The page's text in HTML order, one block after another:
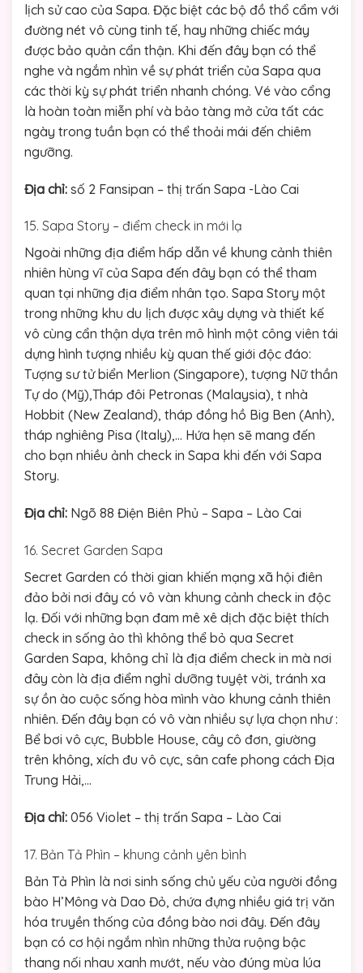
lịch sử cao của Sapa. Đặc biệt các bộ đồ thổ cẩm với
đường nét vô cùng tinh tế, hay những chiếc máy
được bảo quản cẩn thận. Khi đến đây bạn có thể
nghe và ngắm nhìn về sự phát triển của Sapa qua
các thời kỳ sự phát triển nhanh chóng. Vé vào cổng
là hoàn toàn miễn phí và bảo tàng mở cửa tất các
ngày trong tuần bạn có thể thoải mái đến chiêm
ngưỡng.
Địa chỉ: số 2 Fansipan – thị trấn Sapa -Lào Cai
15. Sapa Story – điểm check in mới lạ
Ngoài những địa điểm hấp dẫn về khung cảnh thiên
nhiên hùng vĩ của Sapa đến đây bạn có thể tham
quan tại những địa điểm nhân tạo. Sapa Story một
trong những khu du lịch được xây dựng và thiết kế
vô cùng cẩn thận dựa trên mô hình một công viên tái
dựng hình tượng nhiều kỳ quan thế giới độc đáo:
Tượng sư tử biển Merlion (Singapore), tượng Nữ thần
Tự do (Mỹ),Tháp đôi Petronas (Malaysia), t nhà
Hobbit (New Zealand), tháp đồng hồ Big Ben (Anh),
tháp nghiêng Pisa (Italy),… Hứa hẹn sẽ mang đến
cho bạn nhiều ảnh check in Sapa khi đến với Sapa
Story.
Địa chỉ: Ngõ 88 Điện Biên Phủ – Sapa – Lào Cai
16. Secret Garden Sapa
Secret Garden có thời gian khiến mạng xã hội điên
đảo bởi nơi đây có vô vàn khung cảnh check in độc
lạ. Đối với những bạn đam mê xê dịch đặc biệt thích
check in sống ảo thì không thể bỏ qua Secret
Garden Sapa, không chỉ là địa điểm check in mà nơi
đây còn là địa điểm nghỉ dưỡng tuyệt vời, tránh xa
sự ồn ào cuộc sống hòa mình vào khung cảnh thiên
nhiên. Đến đây bạn có vô vàn nhiều sự lựa chọn như :
Bể bơi vô cực, Bubble House, cây cô đơn, giường
trên không, xích đu vô cực, sân cafe phong cách Địa
Trung Hải,…
Địa chỉ: 056 Violet – thị trấn Sapa – Lào Cai
17. Bản Tả Phìn – khung cảnh yên bình
Bản Tả Phìn là nơi sinh sống chủ yếu của người đồng
bào H’Mông và Dao Đỏ, chứa đựng nhiều giá trị văn
hóa truyền thống của đồng bào nơi đây. Đến đây
bạn có cơ hội ngắm nhìn những thửa ruộng bậc
thang nối nhau xanh mướt, nếu vào đúng mùa lúa